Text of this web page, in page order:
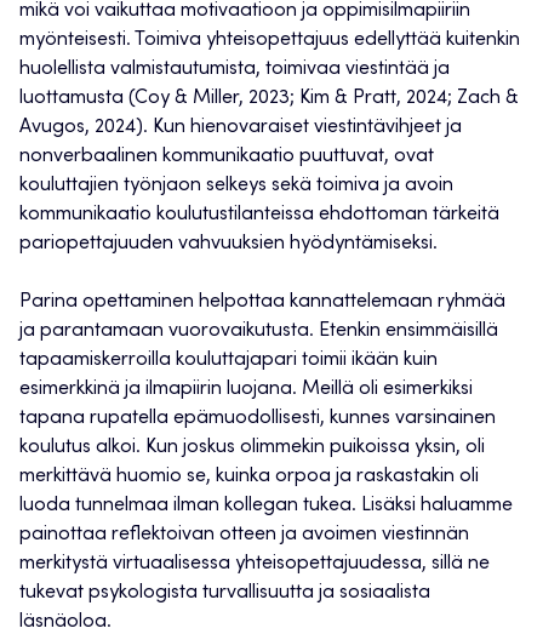
mikä voi vaikuttaa motivaatioon ja oppimisilmapiiriin
myönteisesti. Toimiva yhteisopettajuus edellyttää kuitenkin
huolellista valmistautumista, toimivaa viestintää ja
luottamusta ​(Coy & Miller, 2023; Kim & Pratt, 2024; Zach &
Avugos, 2024)​. Kun hienovaraiset viestintävihjeet ja
nonverbaalinen kommunikaatio puuttuvat, ovat
kouluttajien työnjaon selkeys sekä toimiva ja avoin
kommunikaatio koulutustilanteissa ehdottoman tärkeitä
pariopettajuuden vahvuuksien hyödyntämiseksi.
Parina opettaminen helpottaa kannattelemaan ryhmää
ja parantamaan vuorovaikutusta. Etenkin ensimmäisillä
tapaamiskerroilla kouluttajapari toimii ikään kuin
esimerkkinä ja ilmapiirin luojana. Meillä oli esimerkiksi
tapana rupatella epämuodollisesti, kunnes varsinainen
koulutus alkoi. Kun joskus olimmekin puikoissa yksin, oli
merkittävä huomio se, kuinka orpoa ja raskastakin oli
luoda tunnelmaa ilman kollegan tukea. Lisäksi haluamme
painottaa reflektoivan otteen ja avoimen viestinnän
merkitystä virtuaalisessa yhteisopettajuudessa, sillä ne
tukevat psykologista turvallisuutta ja sosiaalista
läsnäoloa.